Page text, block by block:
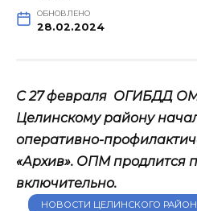
ОБНОВЛЕНО
28.02.2024
С 27 февраля ОГИБДД
Целинскому району
оперативно-
«Архив». ОПМ продлится
включительно.
НОВОСТИ ЦЕЛИНСКОГО